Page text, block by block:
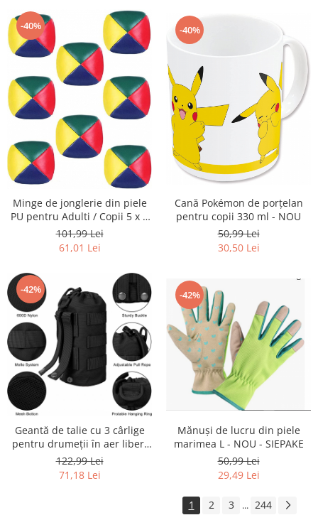
-40%
Minge de jonglerie din piele
PU pentru Adulti / Copii 5 x 5
cm - NOU
101,99 Lei
61,01 Lei
-40%
Cană Pokémon de porțelan
pentru copii 330 ml - NOU
50,99 Lei
30,50 Lei
-42%
Geantă de talie cu 3 cârlige
pentru drumeții în aer liber,
vânătoare, camping,
antrenament - RESIGILAT -
122,99 Lei
71,18 Lei
-42%
Mănuși de lucru din piele
marimea L - NOU - SIEPAKE
50,99 Lei
29,49 Lei
1 2 3 ... 244